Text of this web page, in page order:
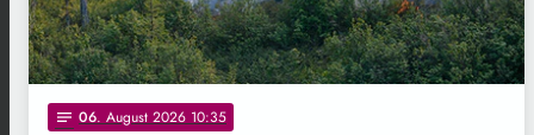
notes 06. August 2026 10:35